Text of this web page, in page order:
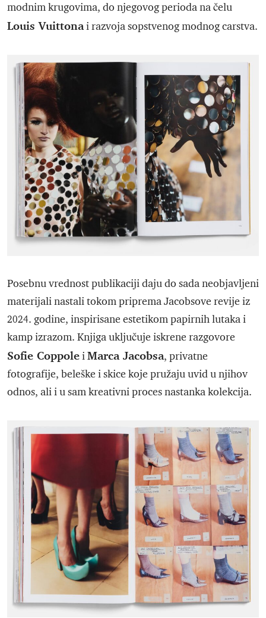
modnim krugovima, do njegovog perioda na čelu
Louis Vuittonai razvoja sopstvenog modnog carstva.
Posebnu vrednost publikaciji daju do sada neobjavljeni
materijali nastali tokom priprema Jacobsove revije iz
2024. godine, inspirisane estetikom papirnih lutaka i
kamp izrazom. Knjiga uključuje iskrene razgovore
Sofie CoppoleiMarca Jacobsa, privatne
fotografije, beleške i skice koje pružaju uvid u njihov
odnos, ali i u sam kreativni proces nastanka kolekcija.